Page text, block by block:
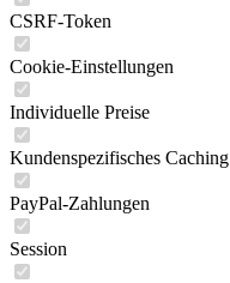
CSRF-Token
Cookie-Einstellungen
Individuelle Preise
Kundenspezifisches Caching
PayPal-Zahlungen
Session